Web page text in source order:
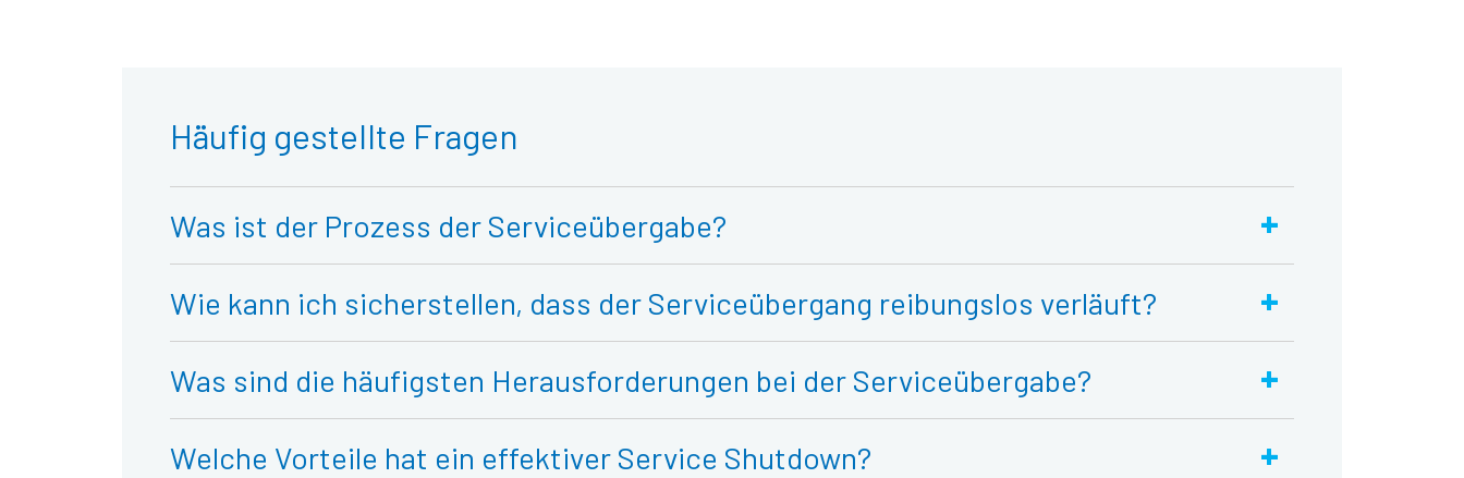
Häufig gestellte Fragen
Was ist der Prozess der Serviceübergabe? +
Wie kann ich sicherstellen, dass der Serviceübergang reibungslos verläuft? +
Was sind die häufigsten Herausforderungen bei der Serviceübergabe? +
Welche Vorteile hat ein effektiver Service Shutdown? +